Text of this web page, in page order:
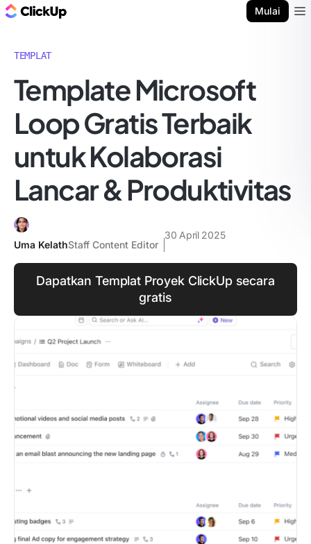
Mulai
TEMPLAT
Template Microsoft
Loop Gratis Terbaik
untuk Kolaborasi
Lancar & Produktivitas
Uma KelathStaff Content Editor
30 April 2025
Dapatkan Templat Proyek ClickUp secara
gratis